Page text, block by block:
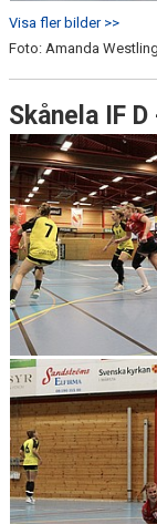
Visa fler bilder >>
Foto: Amanda Westling
Skånela IF